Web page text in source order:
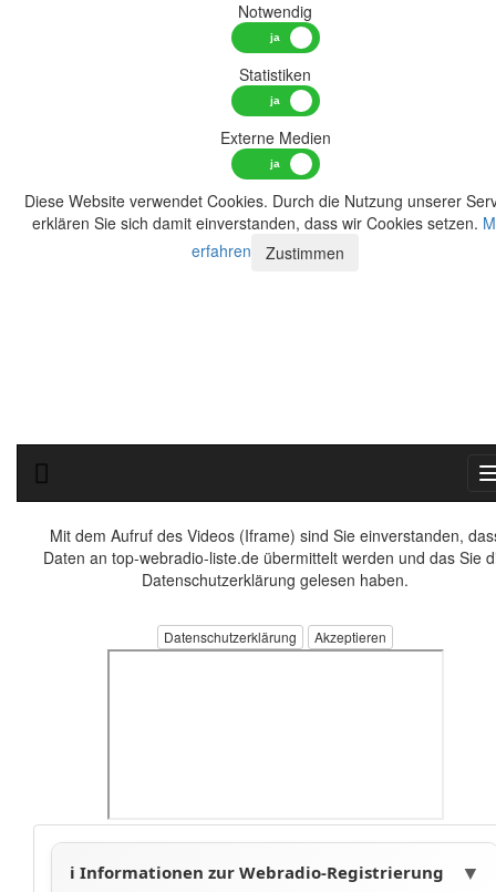
Notwendig
Statistiken
Externe Medien
Diese Website verwendet Cookies. Durch die Nutzung unserer
erklären Sie sich damit einverstanden, dass wir Cookies setzen.
erfahren
Zustimmen
Mit dem Aufruf des Videos (Iframe) sind Sie einverstanden,
Daten an top-webradio-liste.de übermittelt werden und das Sie
Datenschutzerklärung gelesen haben.
Datenschutzerklärung